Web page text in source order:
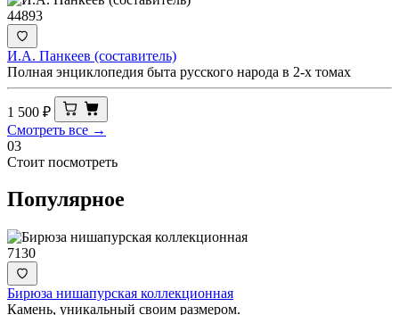
44893
И.А. Панкеев (составитель)
Полная энциклопедия быта русского народа в 2-х томах
1 500 ₽
Смотреть все →
03
Стоит посмотреть
Популярное
7130
Бирюза нишапурская коллекционная
Камень, уникальный своим размером.